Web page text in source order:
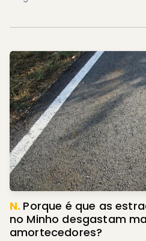
N. Porque é que as
no Minho desgastam
amortecedores?